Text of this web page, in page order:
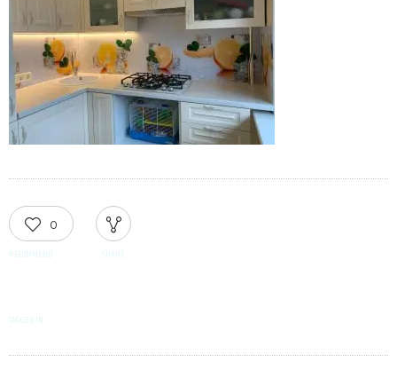
0
RECOMMEND SHARE
TAGGED IN